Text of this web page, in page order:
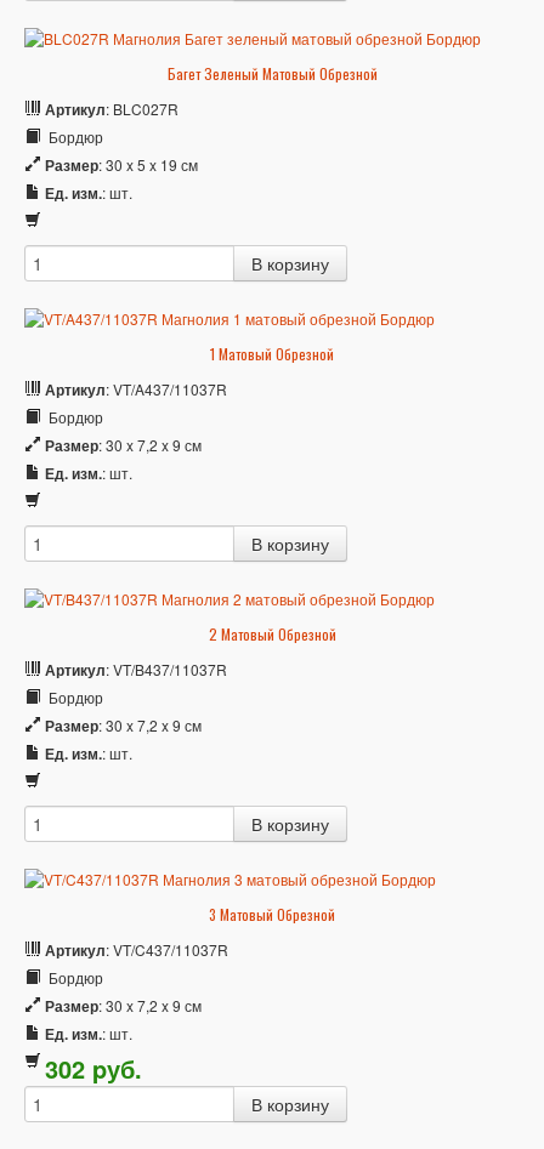
Багет Зеленый Матовый Обрезной
Артикул: BLC027R
Бордюр
Размер: 30 x 5 x 19 см
Ед. изм.: шт.
1 Матовый Обрезной
Артикул: VT/A437/11037R
Бордюр
Размер: 30 x 7,2 x 9 см
Ед. изм.: шт.
2 Матовый Обрезной
Артикул: VT/B437/11037R
Бордюр
Размер: 30 x 7,2 x 9 см
Ед. изм.: шт.
3 Матовый Обрезной
Артикул: VT/C437/11037R
Бордюр
Размер: 30 x 7,2 x 9 см
Ед. изм.: шт.
302 pуб.